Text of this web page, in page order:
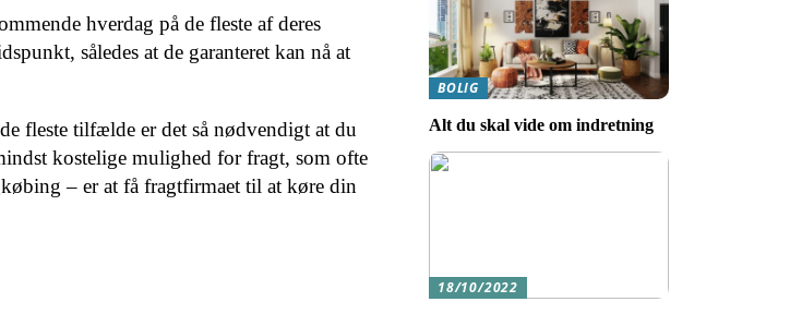
hverdag på de fleste af deres
således at de garanteret kan nå at
fleste tilfælde er det så nødvendigt at du
kostelige mulighed for fragt, som ofte
– er at få fragtfirmaet til at køre din
BOLIG
Alt du skal vide om indretning
18/10/2022